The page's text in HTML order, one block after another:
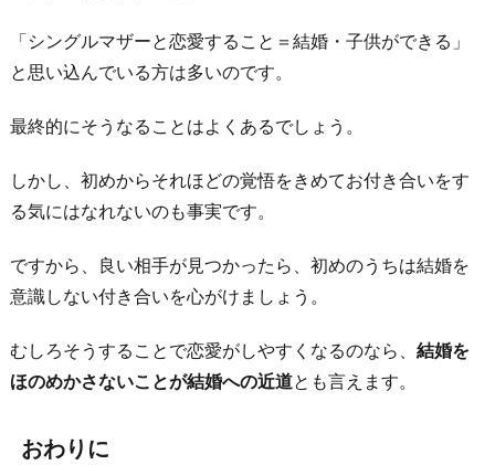
「シングルマザーと恋愛すること＝結婚・子供ができる」
と思い込んでいる方は多いのです。
最終的にそうなることはよくあるでしょう。
しかし、初めからそれほどの覚悟をきめてお付き合いをす
る気にはなれないのも事実です。
ですから、良い相手が見つかったら、初めのうちは結婚を
意識しない付き合いを心がけましょう。
むしろそうすることで恋愛がしやすくなるのなら、 結婚を
ほのめかさないことが結婚への近道とも言えます。
おわりに